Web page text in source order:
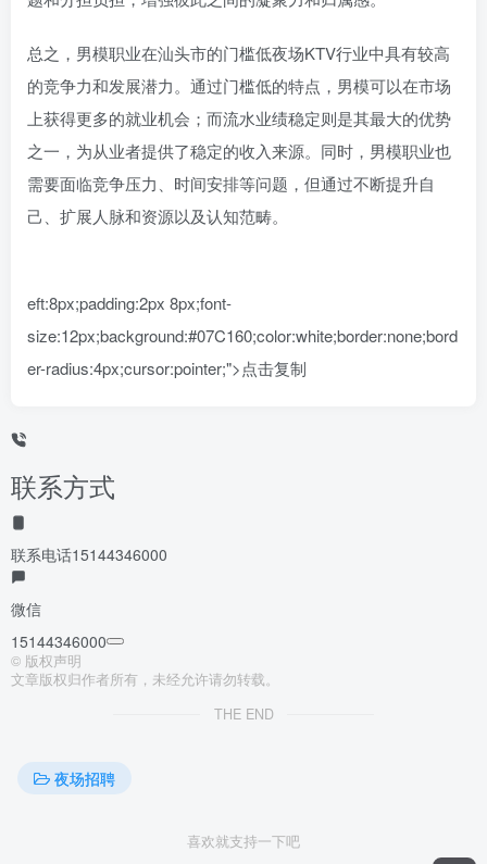
总之，男模职业在汕头市的门槛低夜场KTV行业中具有较高
的竞争力和发展潜力。通过门槛低的特点，男模可以在市场
上获得更多的就业机会；而流水业绩稳定则是其最大的优势
之一，为从业者提供了稳定的收入来源。同时，男模职业也
需要面临竞争压力、时间安排等问题，但通过不断提升自
己、扩展人脉和资源以及认知范畴。
eft:8px;padding:2px 8px;font-
size:12px;background:#07C160;color:white;border:none;bord
er-radius:4px;cursor:pointer;">点击复制
联系方式
联系电话15144346000
微信
15144346000
© 版权声明
文章版权归作者所有，未经允许请勿转载。
THE END
夜场招聘
喜欢就支持一下吧